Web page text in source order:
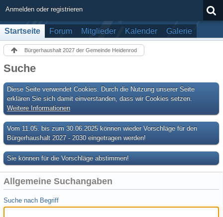
Anmelden oder registrieren
Startseite Forum Mitglieder Kalender Galerie
Bürgerhaushalt 2027 der Gemeinde Heidenrod
Suche
Diese Seite verwendet Cookies. Durch die Nutzung unserer Seite
erklären Sie sich damit einverstanden, dass wir Cookies setzen.
Weitere Informationen
Vom 11.05. bis zum 30.06.2025 können wieder Vorschläge für den
Bürgerhaushalt 2027 - 2030 eingetragen werden!
Sie können für die Vorschläge abstimmen!
Allgemeine Suchangaben
Suche nach Begriff